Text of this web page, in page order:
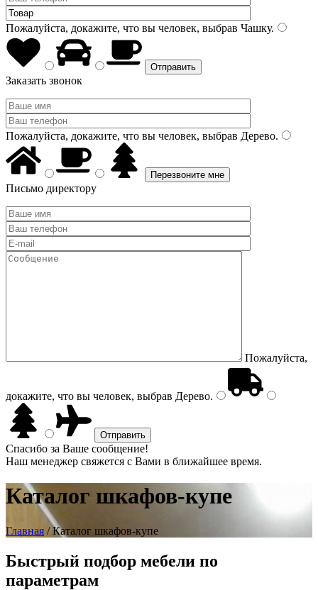
Пожалуйста, докажите, что вы человек, выбрав Чашку.
Заказать звонок
Пожалуйста, докажите, что вы человек, выбрав Дерево.
Письмо директору
Пожалуйста,
докажите, что вы человек, выбрав Дерево.
Спасибо за Ваше сообщение!
Наш менеджер свяжется с Вами в ближайшее время.
Каталог шкафов-купе
Главная / Каталог шкафов-купе
Быстрый подбор мебели по
параметрам